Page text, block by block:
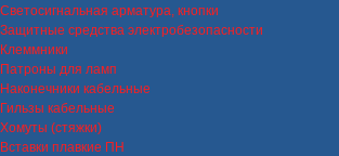
Светосигнальная арматура, кнопки
Защитные средства электробезопасности
Клеммники
Патроны для ламп
Наконечники кабельные
Гильзы кабельные
Хомуты (стяжки)
Вставки плавкие ПН